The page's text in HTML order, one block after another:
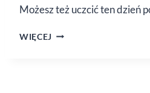
Możesz też uczcić ten dzień
WIĘCEJ PODARUJ